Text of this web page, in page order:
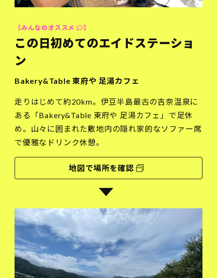
【みんなのオススメ 】
この日初めてのエイドステーショ
ン
Bakery&Table 東府や 足湯カフェ
走りはじめて約20km。伊豆半島最古の吉奈温泉に
ある「Bakery&Table 東府や 足湯カフェ」で足休
め。山々に囲まれた敷地内の隠れ家的なソファー席
で優雅なドリンク休憩。
地図で場所を確認